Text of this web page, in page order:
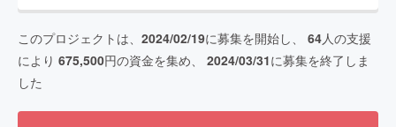
このプロジェクトは、 2024/02/19に募集を開始し、 64人の支援
により 675,500円の資金を集め、 2024/03/31に募集を終了しま
した